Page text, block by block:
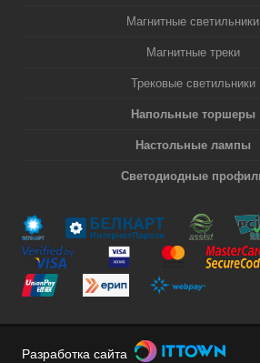
Магнитные светильники
Магнитные треки
Трековые светильники
Напольные торшеры
Настольные лампы
Светодиодные
Разработка сайта